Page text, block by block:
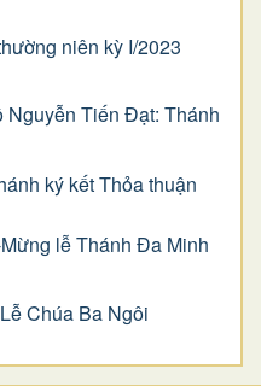
niên kỳ I/2023
Nguyễn Tiến Đạt: Thánh
ký kết Thỏa thuận
lễ Thánh Đa Minh
Chúa Ba Ngôi